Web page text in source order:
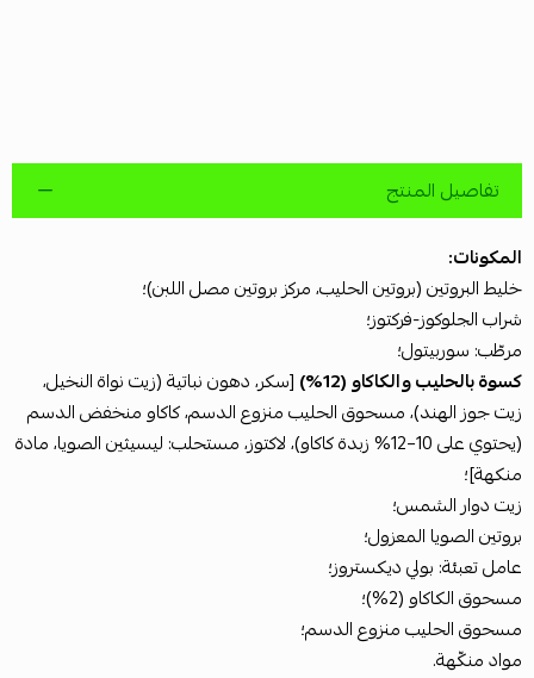
تفاصيل المنتج
المكونات:
خليط البروتين (بروتين الحليب، مركز بروتين مصل اللبن)؛
شراب الجلوكوز-فركتوز؛
مرطّب: سوربيتول؛
كسوة بالحليب والكاكاو (12%)
[سكر، دهون نباتية (زيت نواة النخيل،
زيت جوز الهند)، مسحوق الحليب منزوع الدسم، كاكاو منخفض الدسم
(يحتوي على 10–12% زبدة كاكاو)، لاكتوز، مستحلب: ليسيثين الصويا، مادة
منكهة]؛
زيت دوار الشمس؛
بروتين الصويا المعزول؛
عامل تعبئة: بولي ديكستروز؛
مسحوق الكاكاو (2%)؛
مسحوق الحليب منزوع الدسم؛
مواد منكّهة.